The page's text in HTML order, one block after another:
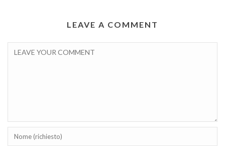
LEAVE A COMMENT